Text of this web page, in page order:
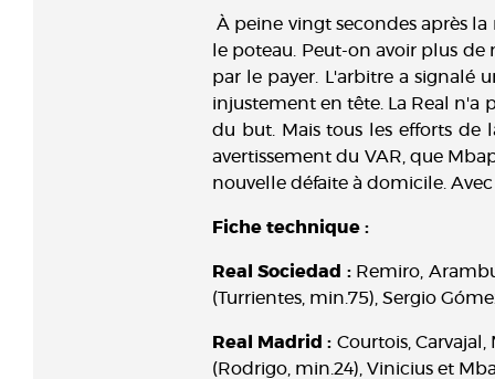
À peine vingt secondes après la
le poteau. Peut-on avoir plus
par le payer. L'arbitre a signalé
injustement en tête. La Real n'a
du but. Mais tous les efforts de
avertissement du VAR, que
nouvelle défaite à domicile.
Fiche technique :
Real Sociedad :Remiro,
(Turrientes, min.75), Sergio
Real Madrid : Courtois,
(Rodrigo, min.24), Vinicius et